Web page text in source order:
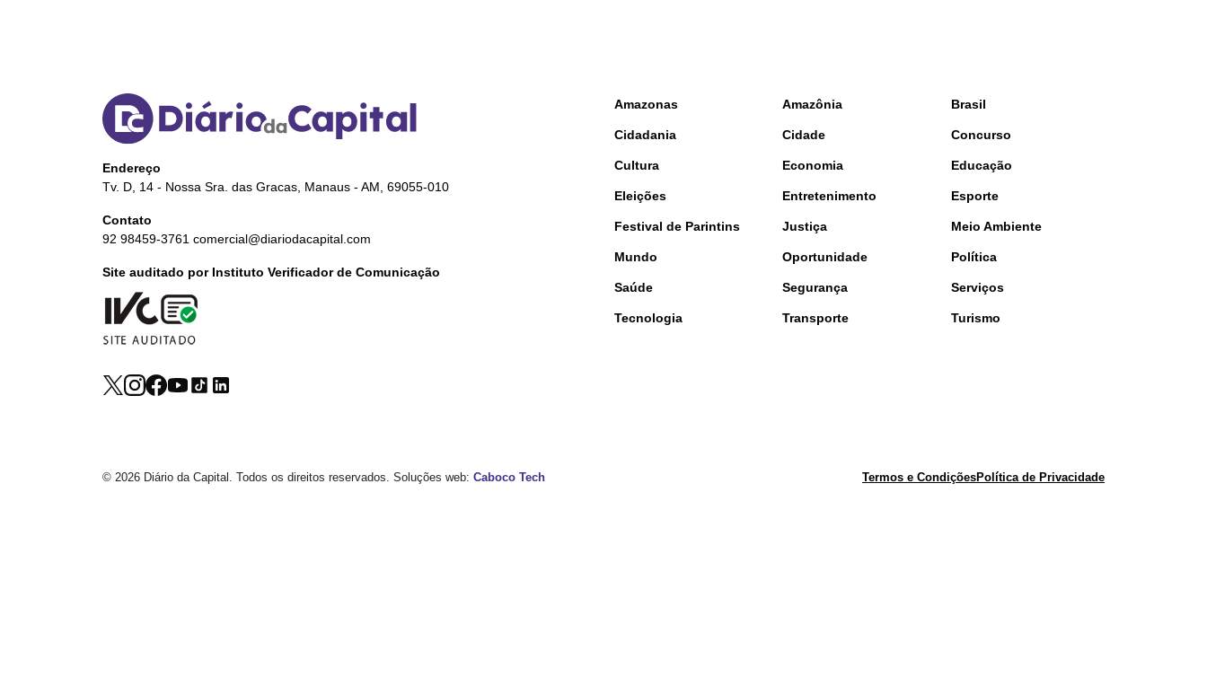
Endereço
Tv. D, 14 - Nossa Sra. das Gracas, Manaus - AM, 69055-010
Contato
92 98459-3761 comercial@diariodacapital.com
Site auditado por Instituto Verificador de Comunicação
Amazonas Amazônia Brasil
Cidadania Cidade Concurso
Cultura Economia Educação
Eleições Entretenimento Esporte
Festival de Parintins Justiça Meio Ambiente
Mundo Oportunidade Política
Saúde Segurança Serviços
Tecnologia Transporte Turismo
© 2026 Diário da Capital. Todos os direitos reservados. Soluções web: Caboco Tech Termos e CondiçõesPolítica de Privacidade